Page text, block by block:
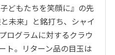
どもたちを笑顔に』の先
未来」と銘打ち、シャイ
ログラムに対するクラウ
ト。リターン品の目玉は